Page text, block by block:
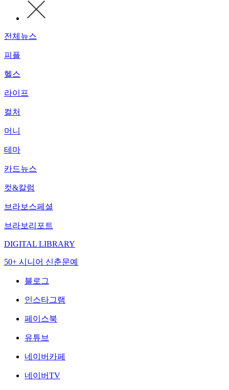
전체뉴스
피플
헬스
라이프
컬처
머니
테마
카드뉴스
컷&칼럼
브라보스페셜
브라보리포트
DIGITAL LIBRARY
50+ 시니어 신춘문예
블로그
인스타그램
페이스북
유튜브
네이버카페
네이버TV